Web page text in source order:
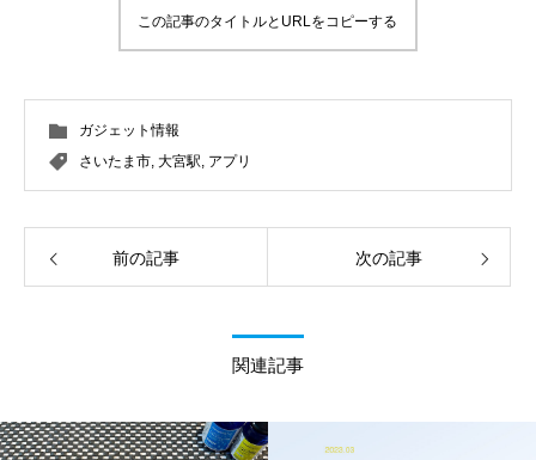
この記事のタイトルとURLをコピーする
ガジェット情報
さいたま市, 大宮駅, アプリ
前の記事 次の記事
関連記事